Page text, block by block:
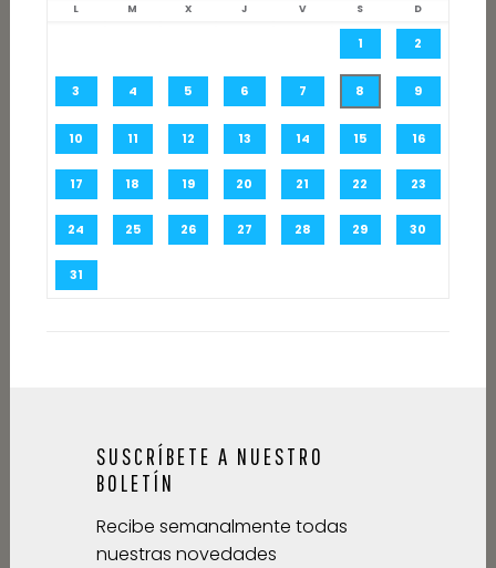
L M X J V S D
1 2
3 4 5 6 7 8 9
10 11 12 13 14 15 16
17 18 19 20 21 22 23
24 25 26 27 28 29 30
31
SUSCRÍBETE A NUESTRO
BOLETÍN
Recibe semanalmente todas
nuestras novedades